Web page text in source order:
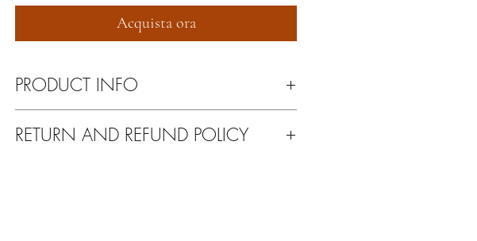
Acquista ora
PRODUCT INFO
camoscio
RETURN AND REFUND POLICY